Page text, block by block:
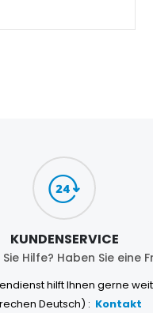
KUNDENSERVICE
Hilfe? Haben Sie eine
hilft Ihnen gerne
Deutsch) : Kontakt